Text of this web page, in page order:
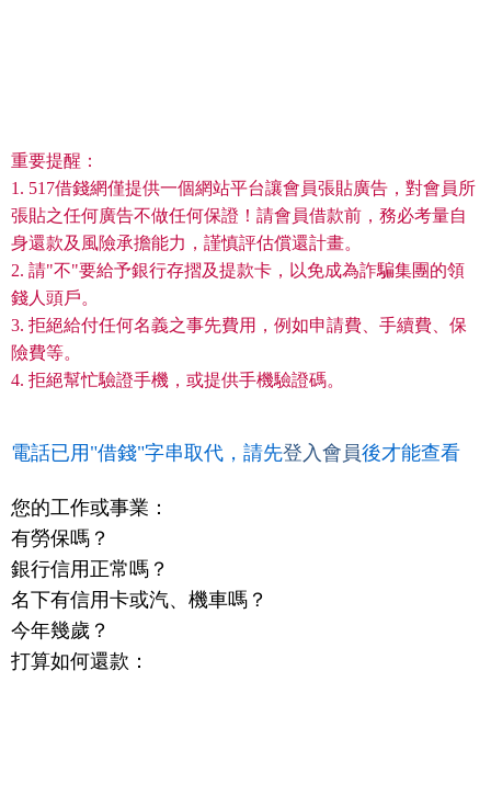
重要提醒：
1. 517借錢網僅提供一個網站平台讓會員張貼廣告，對會員所
張貼之任何廣告不做任何保證！請會員借款前，務必考量自
身還款及風險承擔能力，謹慎評估償還計畫。
2. 請"不"要給予銀行存摺及提款卡，以免成為詐騙集團的領
錢人頭戶。
3. 拒絕給付任何名義之事先費用，例如申請費、手續費、保
險費等。
4. 拒絕幫忙驗證手機，或提供手機驗證碼。
電話已用"借錢"字串取代，請先登入會員後才能查看
您的工作或事業：
有勞保嗎？
銀行信用正常嗎？
名下有信用卡或汽、機車嗎？
今年幾歲？
打算如何還款：